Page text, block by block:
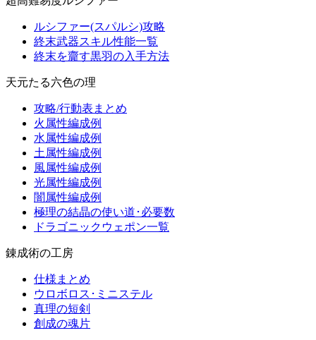
ルシファー(スパルシ)攻略
終末武器スキル性能一覧
終末を齎す黒羽の入手方法
天元たる六色の理
攻略/行動表まとめ
火属性編成例
水属性編成例
土属性編成例
風属性編成例
光属性編成例
闇属性編成例
極理の結晶の使い道･必要数
ドラゴニックウェポン一覧
錬成術の工房
仕様まとめ
ウロボロス･ミニステル
真理の短剣
創成の魂片